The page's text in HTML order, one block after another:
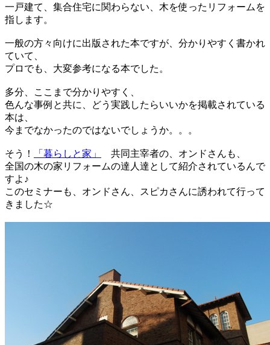
一戸建て、集合住宅に関わらない、木を使ったリフォームを
指します。
一般の方々向けに出版された本ですが、分かりやすく書かれ
ていて、
プロでも、大変参考になる本でした。
多分、ここまで分かりやすく、
色んな事例と共に、どう実践したらいいかを掲載されている
本は、
今までなかったのではないでしょうか。。。
そう！ 「暮らしと家」
共同主宰者の、オンドさんも、
全国の木の家リフォームの達人達として紹介されているんで
すよ♪
このセミナーも、オンドさん、スピカさんに誘われて行って
きました☆